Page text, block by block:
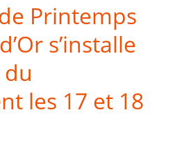
Printemps
s’installe
les 17 et 18